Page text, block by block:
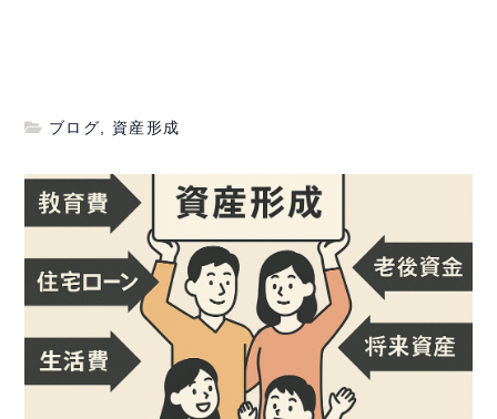
ブログ 資産形成